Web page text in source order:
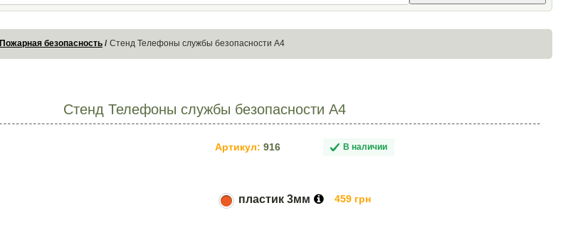
Пожарная безопасность Стенд Телефоны службы безопасности А4
Стенд Телефоны службы безопасности А4
Артикул: 916 В наличии
пластик 3мм 459 грн